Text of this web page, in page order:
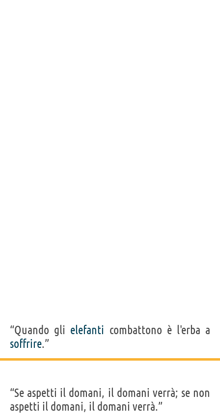
“Quando gli elefanti combattono è l'erba a
soffrire.”
“Se aspetti il domani, il domani verrà; se non
aspetti il domani, il domani verrà.”